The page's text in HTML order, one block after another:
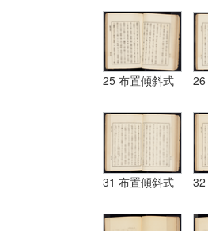
25 布置傾斜式
31 布置傾斜式